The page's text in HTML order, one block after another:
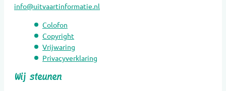
Hospice
Kinderen Uitvaartverzorging
Kinderen Urnen
Mediators
Muzikanten / Uitvaartmuziek
info@uitvaartinformatie.nl
Colofon
Copyright
Vrijwaring
Privacyverklaring
Wij steunen